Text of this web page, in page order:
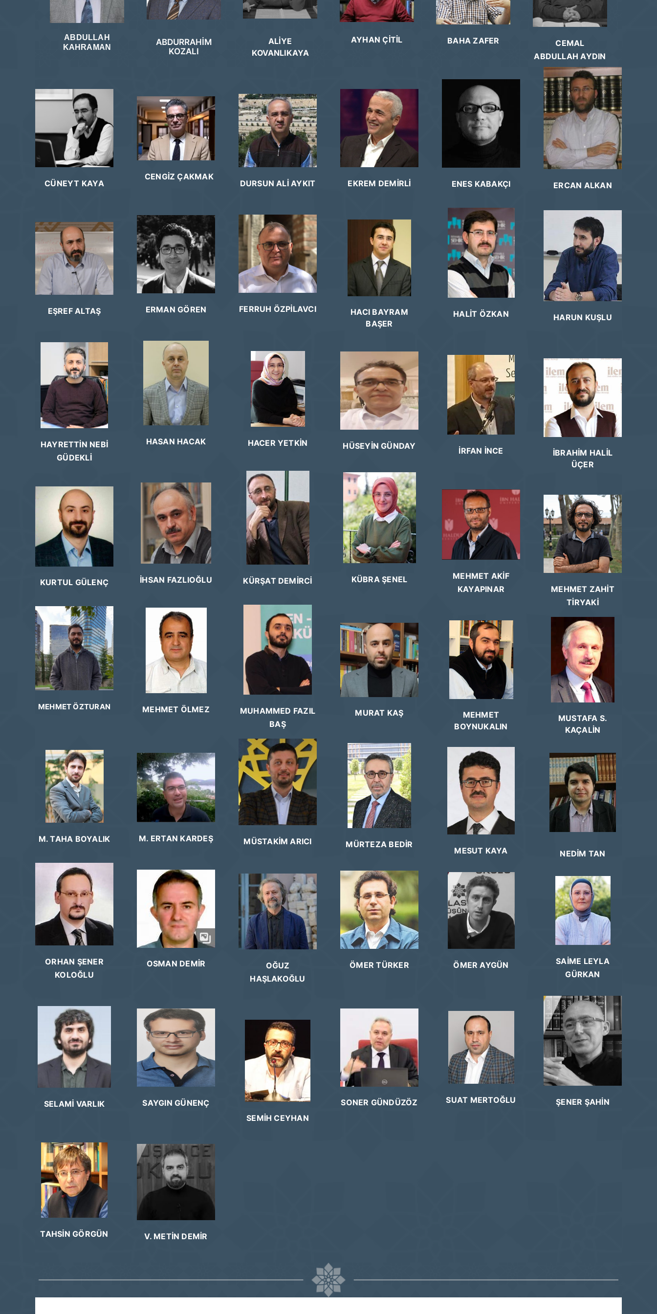
ABDULLAH
KAHRAMAN
ABDURRAHİM
KOZALI
ALİYE
KOVANLIKAYA
AYHAN ÇİTİL BAHA ZAFER
CEMAL
ABDULLAH AYDIN
CÜNEYT KAYA
EŞREF ALTAŞ
HAYRETTİN NEBİ
GÜDEKLİ
KURTUL GÜLENÇ
MEHMET ÖZTURAN
M. TAHA BOYALIK
ORHAN ŞENER
KOLOĞLU
SELAMİ VARLIK
TAHSİN GÖRGÜN
CENGİZ ÇAKMAK
ERMAN GÖREN
HASAN HACAK
İHSAN FAZLIOĞLU
MEHMET ÖLMEZ
M. ERTAN KARDEŞ
OSMAN DEMİR
SAYGIN GÜNENÇ
V. METİN DEMİR
DURSUN ALİ AYKIT
FERRUH ÖZPİLAVCI
HACER YETKİN
KÜRŞAT DEMİRCİ
MUHAMMED FAZIL
BAŞ
MÜSTAKİM ARICI
OĞUZ
HAŞLAKOĞLU
SEMİH CEYHAN
EKREM DEMİRLİ
HACI BAYRAM
BAŞER
HÜSEYİN GÜNDAY
KÜBRA ŞENEL
MURAT KAŞ
MÜRTEZA BEDİR
ÖMER TÜRKER
SONER GÜNDÜZÖZ
ENES KABAKÇI
HALİT ÖZKAN
İRFAN İNCE
MEHMET AKİF
KAYAPINAR
MEHMET
BOYNUKALIN
MESUT KAYA
ÖMER AYGÜN
SUAT MERTOĞLU
ERCAN ALKAN
HARUN KUŞLU
İBRAHİM HALİL
ÜÇER
MEHMET ZAHİT
TİRYAKİ
MUSTAFA S.
KAÇALİN
NEDİM TAN
SAİME LEYLA
GÜRKAN
ŞENER ŞAHİN